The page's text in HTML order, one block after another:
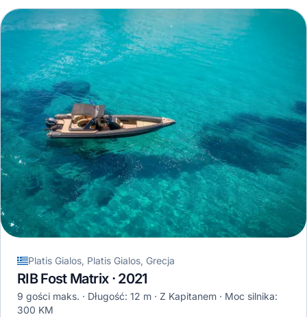
Platis Gialos, Platis Gialos, Grecja
RIB Fost Matrix · 2021
9 gości maks. Długość: 12 m Z Kapitanem
Moc silnika:
300 KM